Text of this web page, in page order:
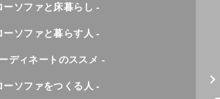
ーソファと床暮らし -
ーソファと暮らす人 -
ディネートのススメ -
ーソファをつくる人 -